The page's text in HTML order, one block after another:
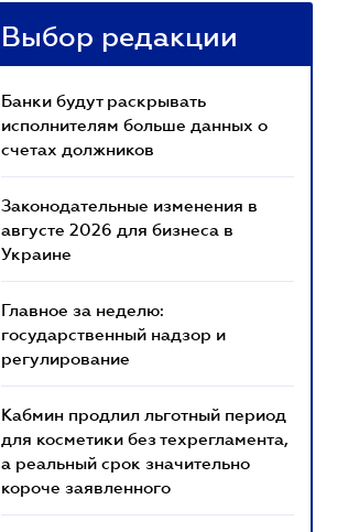
Выбор редакции
Банки будут раскрывать
исполнителям больше данных о
счетах должников
Законодательные изменения в
августе 2026 для бизнеса в
Украине
Главное за неделю:
государственный надзор и
регулирование
Кабмин продлил льготный период
для косметики без техрегламента,
а реальный срок значительно
короче заявленного